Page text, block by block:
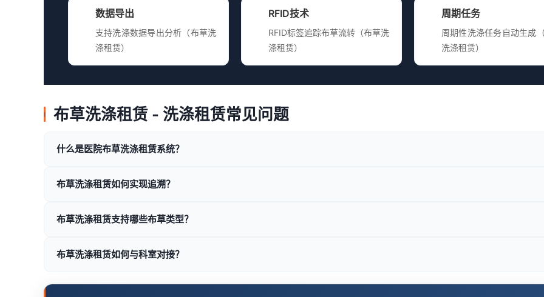
数据导出
支持洗涤数据导出分析（布草洗
涤租赁）
RFID技术
RFID标签追踪布草流转（布草洗
涤租赁）
周期任务
周期性洗涤任务自动生成
洗涤租赁）
布草洗涤租赁 - 洗涤租赁常见问题
什么是医院布草洗涤租赁系统？
布草洗涤租赁如何实现追溯？
布草洗涤租赁支持哪些布草类型？
布草洗涤租赁如何与科室对接？